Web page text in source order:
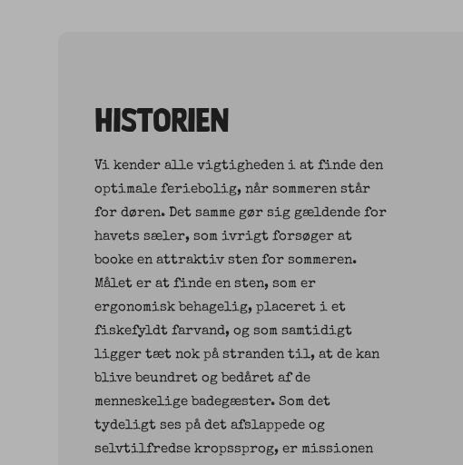
HISTORIEN
Vi kender alle vigtigheden i at finde den
optimale feriebolig, når sommeren står
for døren. Det samme gør sig gældende for
havets sæler, som ivrigt forsøger at
booke en attraktiv sten for sommeren.
Målet er at finde en sten, som er
ergonomisk behagelig, placeret i et
fiskefyldt farvand, og som samtidigt
ligger tæt nok på stranden til, at de kan
blive beundret og bedåret af de
menneskelige badegæster. Som det
tydeligt ses på det afslappede og
selvtilfredse kropssprog, er missionen